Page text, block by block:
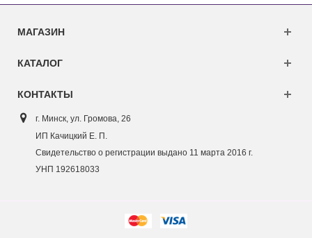
МАГАЗИН
КАТАЛОГ
КОНТАКТЫ
г. Минск, ул. Громова, 26
ИП Качицкий Е. П.
Свидетельство о регистрации выдано 11 марта 2016 г.
УНП 192618033